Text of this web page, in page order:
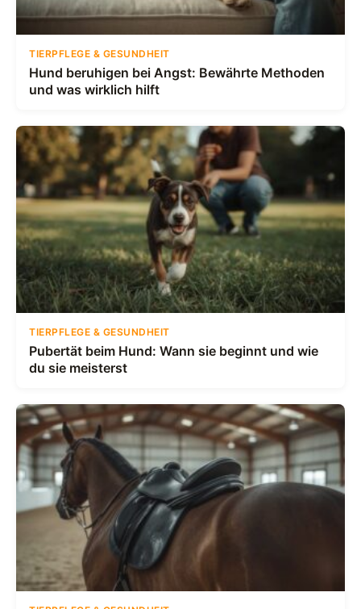
TIERPFLEGE & GESUNDHEIT
Hund beruhigen bei Angst: Bewährte Methoden
und was wirklich hilft
TIERPFLEGE & GESUNDHEIT
Pubertät beim Hund: Wann sie beginnt und wie
du sie meisterst